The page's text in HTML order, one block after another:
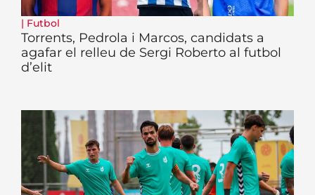
| Futbol
Torrents, Pedrola i Marcos, candidats a
agafar el relleu de Sergi Roberto al futbol
d’elit